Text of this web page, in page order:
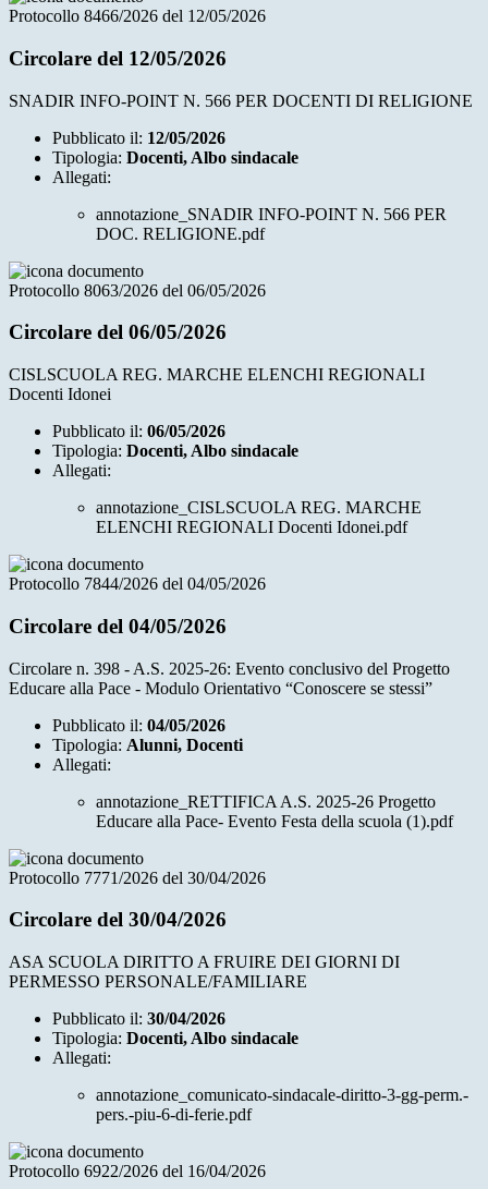
Protocollo 8466/2026 del 12/05/2026
Circolare del 12/05/2026
SNADIR INFO-POINT N. 566 PER DOCENTI DI RELIGIONE
Pubblicato il: 12/05/2026
Tipologia: Docenti, Albo sindacale
Allegati:
annotazione_SNADIR INFO-POINT N. 566 PER
DOC. RELIGIONE.pdf
Protocollo 8063/2026 del 06/05/2026
Circolare del 06/05/2026
CISLSCUOLA REG. MARCHE ELENCHI REGIONALI
Docenti Idonei
Pubblicato il: 06/05/2026
Tipologia: Docenti, Albo sindacale
Allegati:
annotazione_CISLSCUOLA REG. MARCHE
ELENCHI REGIONALI Docenti Idonei.pdf
Protocollo 7844/2026 del 04/05/2026
Circolare del 04/05/2026
Circolare n. 398 - A.S. 2025-26: Evento conclusivo del Progetto
Educare alla Pace - Modulo Orientativo “Conoscere se stessi”
Pubblicato il: 04/05/2026
Tipologia: Alunni, Docenti
Allegati:
annotazione_RETTIFICA A.S. 2025-26 Progetto
Educare alla Pace- Evento Festa della scuola (1).pdf
Protocollo 7771/2026 del 30/04/2026
Circolare del 30/04/2026
ASA SCUOLA DIRITTO A FRUIRE DEI GIORNI DI
PERMESSO PERSONALE/FAMILIARE
Pubblicato il: 30/04/2026
Tipologia: Docenti, Albo sindacale
Allegati:
annotazione_comunicato-sindacale-diritto-3-gg-perm.-
pers.-piu-6-di-ferie.pdf
Protocollo 6922/2026 del 16/04/2026